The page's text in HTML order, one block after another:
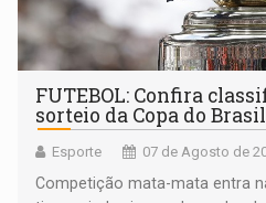
FUTEBOL: Confira
sorteio da Copa do
Esporte 07 de Agosto de
Competição mata-mata entra